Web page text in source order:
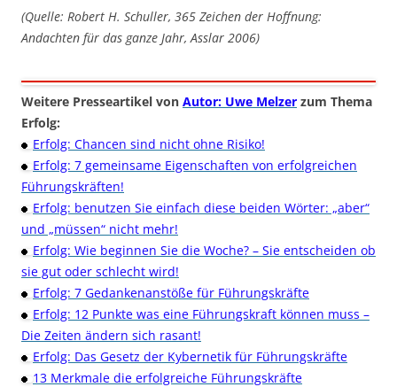
(Quelle: Robert H. Schuller, 365 Zeichen der Hoffnung:
Andachten für das ganze Jahr, Asslar 2006)
Weitere Presseartikel von Autor: Uwe Melzer zum Thema
Erfolg:
Erfolg: Chancen sind nicht ohne Risiko!
Erfolg: 7 gemeinsame Eigenschaften von erfolgreichen
Führungskräften!
Erfolg: benutzen Sie einfach diese beiden Wörter: „aber“
und „müssen“ nicht mehr!
Erfolg: Wie beginnen Sie die Woche? – Sie entscheiden ob
sie gut oder schlecht wird!
Erfolg: 7 Gedankenanstöße für Führungskräfte
Erfolg: 12 Punkte was eine Führungskraft können muss –
Die Zeiten ändern sich rasant!
Erfolg: Das Gesetz der Kybernetik für Führungskräfte
13 Merkmale die erfolgreiche Führungskräfte